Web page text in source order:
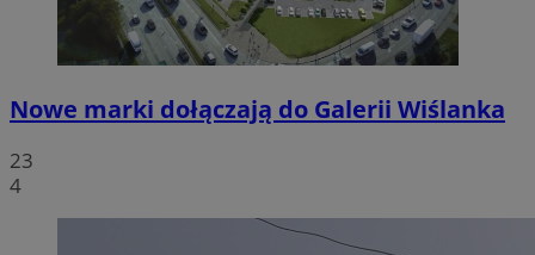
Nowe marki dołączają do Galerii Wiślanka
23
4